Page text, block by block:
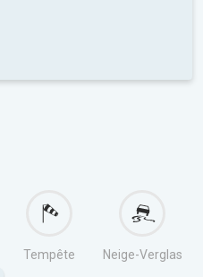
Tempête Neige-Verglas